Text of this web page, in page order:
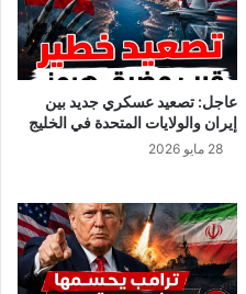
عاجل: تصعيد عسكري جديد بين
إيران والولايات المتحدة في الخليج
28 مايو 2026